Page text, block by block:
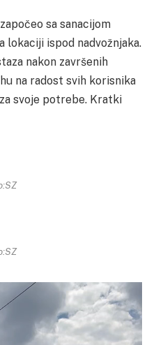
sa sanacijom
lokaciji ispod nadvožnjaka.
nakon završenih
na radost svih korisnika
svoje potrebe. Kratki